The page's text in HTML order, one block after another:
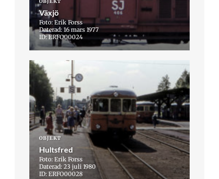
OBJEKT
Växjö
Foto: Erik Forss
Daterad: 16 mars 1977
ID: ERFO00024
OBJEKT
Hultsfred
Foto: Erik Forss
Daterad: 23 juli 1980
ID: ERFO00028